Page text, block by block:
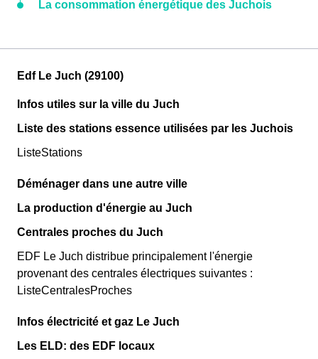
La consommation énergétique des Juchois
Edf Le Juch (29100)
Infos utiles sur la ville du Juch
Liste des stations essence utilisées par les Juchois
ListeStations
Déménager dans une autre ville
La production d'énergie au Juch
Centrales proches du Juch
EDF Le Juch distribue principalement l'énergie
provenant des centrales électriques suivantes :
ListeCentralesProches
Infos électricité et gaz Le Juch
Les ELD: des EDF locaux